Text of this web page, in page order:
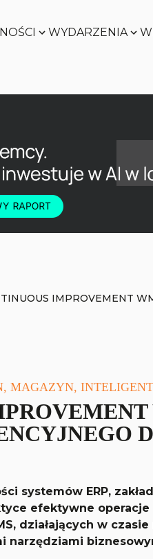
WYDARZENIA
Zobacz
IMPROVEMENT
MAGAZYN,
systemów ERP,
efektywne
działających w
narzędziami